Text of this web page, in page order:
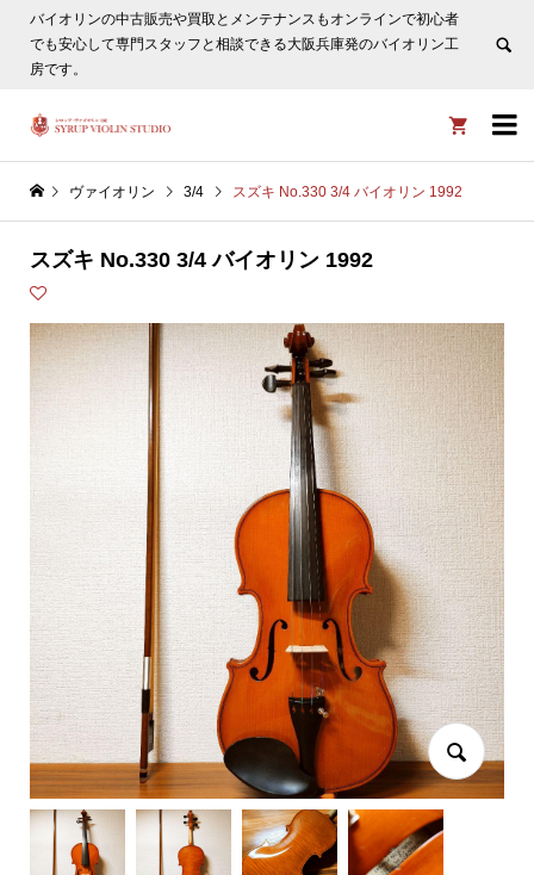
バイオリンの中古販売や買取とメンテナンスもオンラインで初心者
でも安心して専門スタッフと相談できる大阪兵庫発のバイオリン工
房です。


ヴァイオリン 3/4 スズキ No.330 3/4 バイオリン 1992
スズキ No.330 3/4 バイオリン 1992
ヴァイオリン選びについてタサカ工房長にLINE相談も頂けま
す。非表示